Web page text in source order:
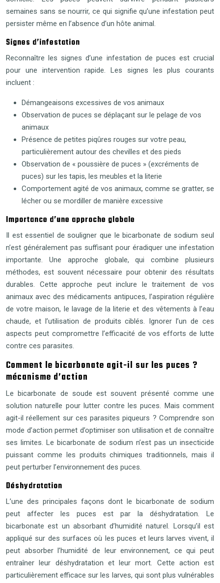
semaines sans se nourrir, ce qui signifie qu’une infestation peut
persister même en l’absence d’un hôte animal.
Signes d’infestation
Reconnaître les signes d’une infestation de puces est crucial
pour une intervention rapide. Les signes les plus courants
incluent :
Démangeaisons excessives de vos animaux
Observation de puces se déplaçant sur le pelage de vos
animaux
Présence de petites piqûres rouges sur votre peau,
particulièrement autour des chevilles et des pieds
Observation de « poussière de puces » (excréments de
puces) sur les tapis, les meubles et la literie
Comportement agité de vos animaux, comme se gratter, se
lécher ou se mordiller de manière excessive
Importance d’une approche globale
Il est essentiel de souligner que le bicarbonate de sodium seul
n’est généralement pas suffisant pour éradiquer une infestation
importante. Une approche globale, qui combine plusieurs
méthodes, est souvent nécessaire pour obtenir des résultats
durables. Cette approche peut inclure le traitement de vos
animaux avec des médicaments antipuces, l’aspiration régulière
de votre maison, le lavage de la literie et des vêtements à l’eau
chaude, et l’utilisation de produits ciblés. Ignorer l’un de ces
aspects peut compromettre l’efficacité de vos efforts de lutte
contre ces parasites.
Comment le bicarbonate agit-il sur les puces ?
mécanisme d’action
Le bicarbonate de soude est souvent présenté comme une
solution naturelle pour lutter contre les puces. Mais comment
agit-il réellement sur ces parasites piqueurs ? Comprendre son
mode d’action permet d’optimiser son utilisation et de connaître
ses limites. Le bicarbonate de sodium n’est pas un insecticide
puissant comme les produits chimiques traditionnels, mais il
peut perturber l’environnement des puces.
Déshydratation
L’une des principales façons dont le bicarbonate de sodium
peut affecter les puces est par la déshydratation. Le
bicarbonate est un absorbant d’humidité naturel. Lorsqu’il est
appliqué sur des surfaces où les puces et leurs larves vivent, il
peut absorber l’humidité de leur environnement, ce qui peut
entraîner leur déshydratation et leur mort. Cette action est
particulièrement efficace sur les larves, qui sont plus vulnérables